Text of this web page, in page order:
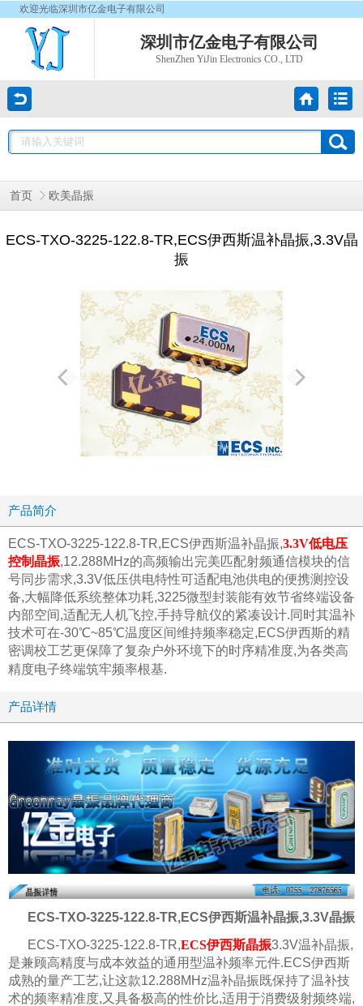
欢迎光临深圳市亿金电子有限公司
深圳市亿金电子有限公司
ShenZhen YiJin Electronics CO., LTD
首页 欧美晶振
ECS-TXO-3225-122.8-TR,ECS伊西斯温补晶振,3.3V晶
振
产品简介
ECS-TXO-3225-122.8-TR,ECS伊西斯温补晶振,3.3V低电压
控制晶振,12.288MHz的高频输出完美匹配射频通信模块的信
号同步需求,3.3V低压供电特性可适配电池供电的便携测控设
备,大幅降低系统整体功耗,3225微型封装能有效节省终端设备
内部空间,适配无人机飞控,手持导航仪的紧凑设计.同时其温补
技术可在-30℃~85℃温度区间维持频率稳定,ECS伊西斯的精
密调校工艺更保障了复杂户外环境下的时序精准度,为各类高
精度电子终端筑牢频率根基.
产品详情
ECS-TXO-3225-122.8-TR,ECS伊西斯温补晶振,3.3V晶振
ECS-TXO-3225-122.8-TR,ECS伊西斯晶振3.3V温补晶振,
是兼顾高精度与成本效益的通用型温补频率元件.ECS伊西斯
成熟的量产工艺,让这款12.288MHz温补晶振既保持了温补技
术的频率精准度,又具备极高的性价比,适用于消费级射频终端,